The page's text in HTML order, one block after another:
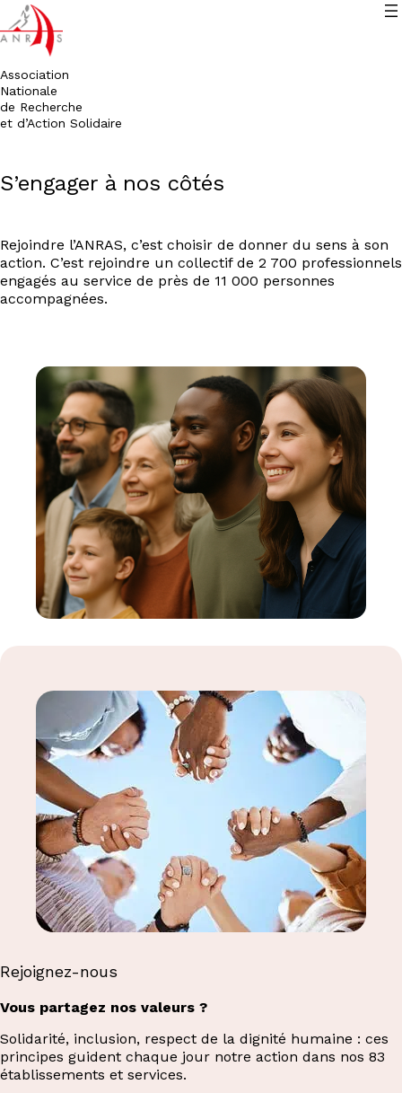
au
Association
Nationale
de Recherche
et d’Action Solidaire
S’engager à nos côtés
Rejoindre l’ANRAS, c’est choisir de donner du sens à son
action. C’est rejoindre un collectif de 2 700 professionnels
engagés au service de près de 11 000 personnes
accompagnées.
Rejoignez-nous
Vous partagez nos valeurs ?
Solidarité, inclusion, respect de la dignité humaine : ces
principes guident chaque jour notre action dans nos 83
établissements et services.